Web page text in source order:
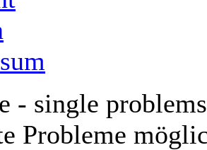
- single
Probleme